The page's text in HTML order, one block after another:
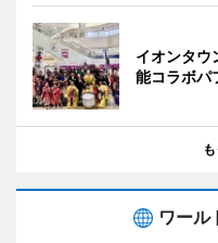
イオンタウ
能コラボパ
ワール